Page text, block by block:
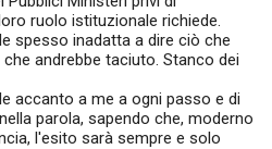
ruolo istituzionale richiede.
spesso inadatta a dire ciò che
andrebbe taciuto. Stanco dei
accanto a me a ogni passo e di
parola, sapendo che, moderno
l'esito sarà sempre e solo